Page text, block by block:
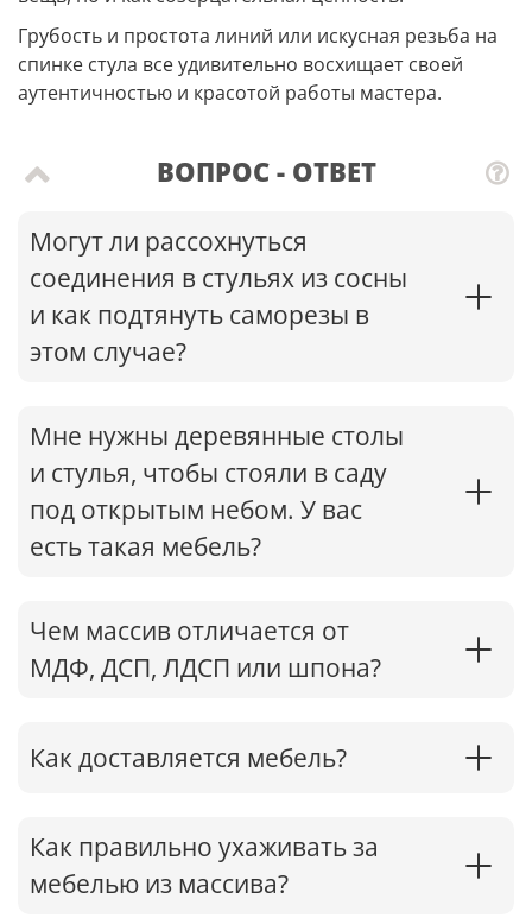
Грубость и простота линий или искусная резьба на
спинке стула все удивительно восхищает своей
аутентичностью и красотой работы мастера.
ВОПРОС - ОТВЕТ
Могут ли рассохнуться
соединения в стульях из сосны
и как подтянуть саморезы в
этом случае?​
Мне нужны деревянные столы
и стулья, чтобы стояли в саду
под открытым небом. У вас
есть такая мебель?
Чем массив отличается от
МДФ, ДСП, ЛДСП или шпона?
Как доставляется мебель?
Как правильно ухаживать за
мебелью из массива?